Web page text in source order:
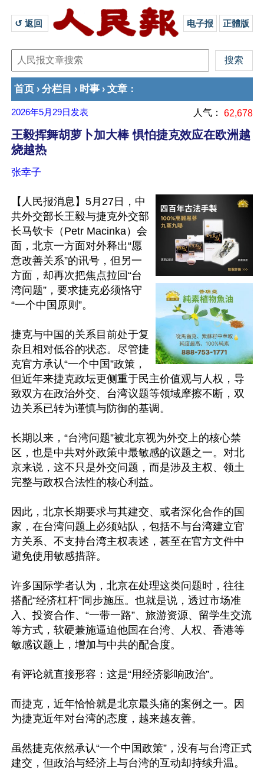
↺ 返回 电子报 正體版
首页 › 分栏目 › 时事 › 文章 ：
2026年5月29日 发表 人气： 62,678
王毅挥舞胡萝卜加大棒 惧怕捷克效应在欧洲越
烧越热
张幸子
【人民报消息】5月27日，中
共外交部长王毅与捷克外交部
长马钦卡（Petr Macinka）会
面，北京一方面对外释出“愿
意改善关系”的讯号，但另一
方面，却再次把焦点拉回“台
湾问题”，要求捷克必须恪守
“一个中国原则”。
捷克与中国的关系目前处于复
杂且相对低谷的状态。尽管捷
克官方承认“一个中国”政策，
但近年来捷克政坛更侧重于民主价值观与人权，导
致双方在政治外交、台湾议题等领域摩擦不断，双
边关系已转为谨慎与防御的基调。
长期以来，“台湾问题”被北京视为外交上的核心禁
区，也是中共对外政策中最敏感的议题之一。对北
京来说，这不只是外交问题，而是涉及主权、领土
完整与政权合法性的核心利益。
因此，北京长期要求与其建交、或者深化合作的国
家，在台湾问题上必须站队，包括不与台湾建立官
方关系、不支持台湾主权表述，甚至在官方文件中
避免使用敏感措辞。
许多国际学者认为，北京在处理这类问题时，往往
搭配“经济杠杆”同步施压。也就是说，透过市场准
入、投资合作、“一带一路”、旅游资源、留学生交流
等方式，软硬兼施逼迫他国在台湾、人权、香港等
敏感议题上，增加与中共的配合度。
有评论就直接形容：这是“用经济影响政治”。
而捷克，近年恰恰就是北京最头痛的案例之一。因
为捷克近年对台湾的态度，越来越友善。
虽然捷克依然承认“一个中国政策”，没有与台湾正式
建交，但政治与经济上与台湾的互动却持续升温。